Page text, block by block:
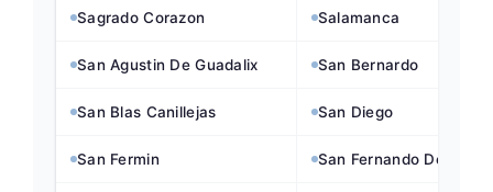
Sagrado Corazon Salamanca
San Agustin De Guadalix San Bernardo
San Blas Canillejas San Diego
San Fermin San Fernando De